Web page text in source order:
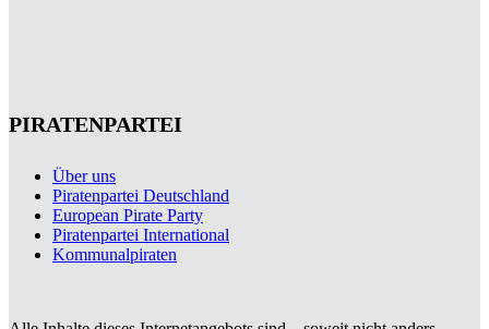
PIRATENPARTEI
Über uns
Piratenpartei Deutschland
European Pirate Party
Piratenpartei International
Kommunalpiraten